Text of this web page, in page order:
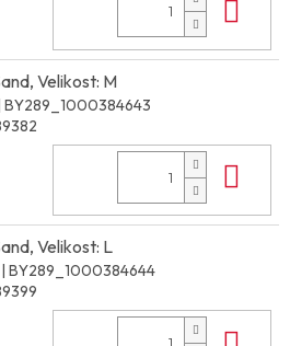
Velikost: M
BY289_1000384643
Velikost: L
| BY289_1000384644